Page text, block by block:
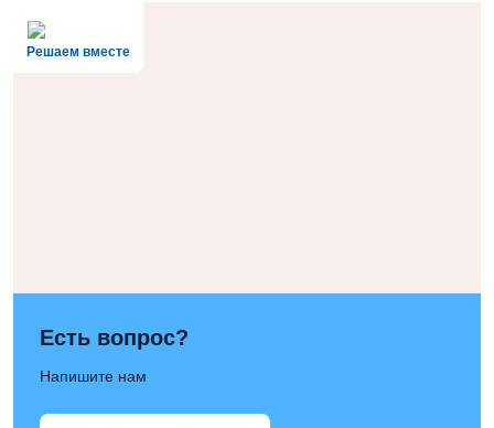
Решаем вместе
Есть вопрос?
Напишите нам